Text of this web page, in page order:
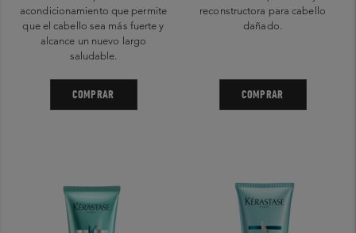
acondicionamiento que permite
que el cabello sea más fuerte y
alcance un nuevo largo
saludable.
COMPRAR
reconstructora para cabello
dañado.
COMPRAR